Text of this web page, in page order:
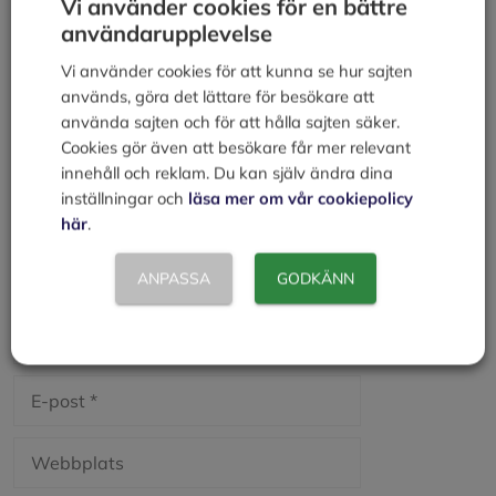
Lämna en kommentar
Kommentar
post
Vi använder cookies för en bättre
användarupplevelse
Vi använder cookies för att kunna se hur sajten
används, göra det lättare för besökare att
använda sajten och för att hålla sajten säker.
Cookies gör även att besökare får mer relevant
innehåll och reklam. Du kan själv ändra dina
inställningar och läsa mer om vår cookiepolicy
här.
ANPASSA GODKÄNN